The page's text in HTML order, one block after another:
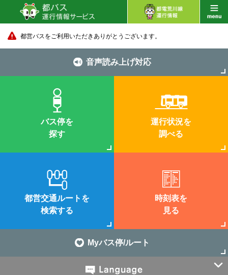
都営バスをご利用いただきありがとうございます。
音声読み上げ対応
バス停を
探す
運行状況を
調べる
都営交通ルートを
検索する
時刻表を
見る
Myバス停/ルート
